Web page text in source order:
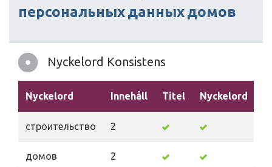
персональныхданныхдомов
Nyckelord Konsistens
Nyckelord Innehåll Titel Nyckelord
строительство 2
домов 2